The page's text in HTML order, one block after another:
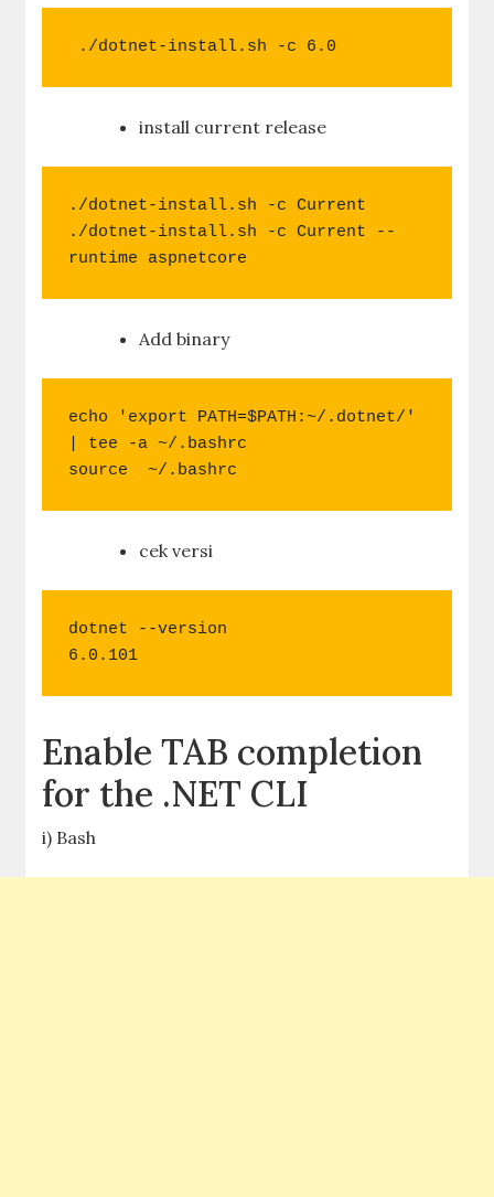
./dotnet-install.sh -c 6.0
install current release
./dotnet-install.sh -c Current
./dotnet-install.sh -c Current --
runtime aspnetcore
Add binary
echo 'export PATH=$PATH:~/.dotnet/'
| tee -a ~/.bashrc
source  ~/.bashrc
cek versi
dotnet --version
6.0.101
Enable TAB completion
for the .NET CLI
i) Bash